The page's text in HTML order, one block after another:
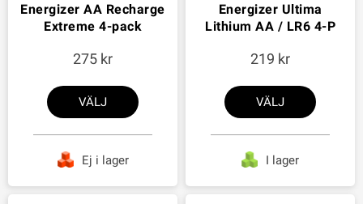
Energizer AA Recharge
Extreme 4-pack
275
VÄLJ
Ej i lager
Energizer Ultima
Lithium AA / LR6 4-P
219
VÄLJ
I lager